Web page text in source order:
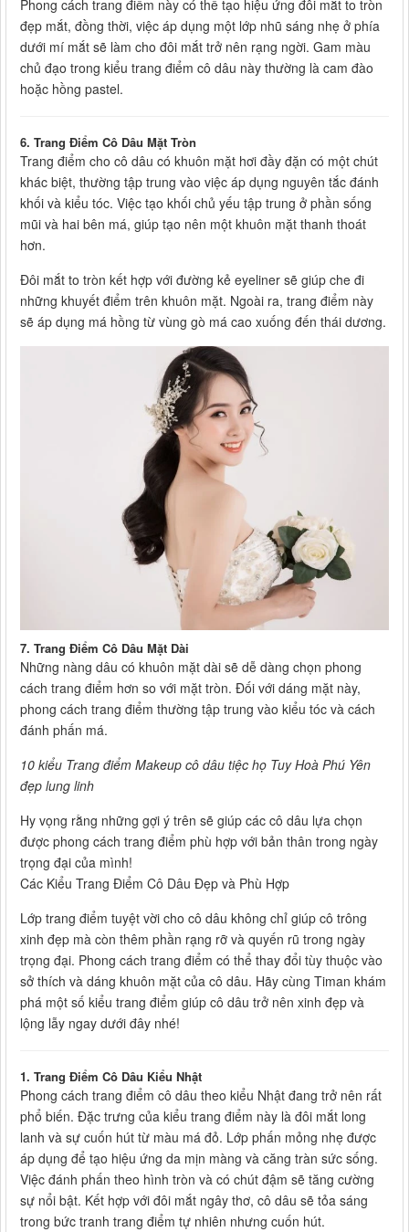
Phong cách trang điểm này có thể tạo hiệu ứng đôi mắt to tròn
đẹp mắt, đồng thời, việc áp dụng một lớp nhũ sáng nhẹ ở phía
dưới mí mắt sẽ làm cho đôi mắt trở nên rạng ngời. Gam màu
chủ đạo trong kiểu trang điểm cô dâu này thường là cam đào
hoặc hồng pastel.
6. Trang Điểm Cô Dâu Mặt Tròn
Trang điểm cho cô dâu có khuôn mặt hơi đầy đặn có một chút
khác biệt, thường tập trung vào việc áp dụng nguyên tắc đánh
khối và kiểu tóc. Việc tạo khối chủ yếu tập trung ở phần sống
mũi và hai bên má, giúp tạo nên một khuôn mặt thanh thoát
hơn.
Đôi mắt to tròn kết hợp với đường kẻ eyeliner sẽ giúp che đi
những khuyết điểm trên khuôn mặt. Ngoài ra, trang điểm này
sẽ áp dụng má hồng từ vùng gò má cao xuống đến thái dương.
7. Trang Điểm Cô Dâu Mặt Dài
Những nàng dâu có khuôn mặt dài sẽ dễ dàng chọn phong
cách trang điểm hơn so với mặt tròn. Đối với dáng mặt này,
phong cách trang điểm thường tập trung vào kiểu tóc và cách
đánh phấn má.
10 kiểu Trang điểm Makeup cô dâu tiệc họ Tuy Hoà Phú Yên
đẹp lung linh
Hy vọng rằng những gợi ý trên sẽ giúp các cô dâu lựa chọn
được phong cách trang điểm phù hợp với bản thân trong ngày
trọng đại của mình!
Các Kiểu Trang Điểm Cô Dâu Đẹp và Phù Hợp
Lớp trang điểm tuyệt vời cho cô dâu không chỉ giúp cô trông
xinh đẹp mà còn thêm phần rạng rỡ và quyến rũ trong ngày
trọng đại. Phong cách trang điểm có thể thay đổi tùy thuộc vào
sở thích và dáng khuôn mặt của cô dâu. Hãy cùng Timan khám
phá một số kiểu trang điểm giúp cô dâu trở nên xinh đẹp và
lộng lẫy ngay dưới đây nhé!
1. Trang Điểm Cô Dâu Kiểu Nhật
Phong cách trang điểm cô dâu theo kiểu Nhật đang trở nên rất
phổ biến. Đặc trưng của kiểu trang điểm này là đôi mắt long
lanh và sự cuốn hút từ màu má đỏ. Lớp phấn mỏng nhẹ được
áp dụng để tạo hiệu ứng da mịn màng và căng tràn sức sống.
Việc đánh phấn theo hình tròn và có chút đậm sẽ tăng cường
sự nổi bật. Kết hợp với đôi mắt ngây thơ, cô dâu sẽ tỏa sáng
trong bức tranh trang điểm tự nhiên nhưng cuốn hút.